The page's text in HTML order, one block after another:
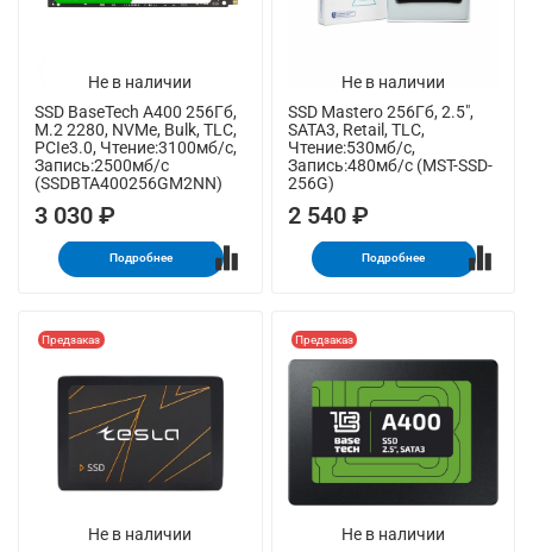
Не в наличии
SSD BaseTech A400 256Гб,
M.2 2280, NVMe, Bulk, TLC,
PCIe3.0, Чтение:3100мб/с,
Запись:2500мб/с
(SSDBTA400256GM2NN)
3 030 ₽
Подробнее
Не в наличии
SSD Mastero 256Гб, 2.5",
SATA3, Retail, TLC,
Чтение:530мб/с,
Запись:480мб/с (MST-SSD-
256G)
2 540 ₽
Подробнее
Не в наличии
Предзаказ
Не в наличии
Предзаказ